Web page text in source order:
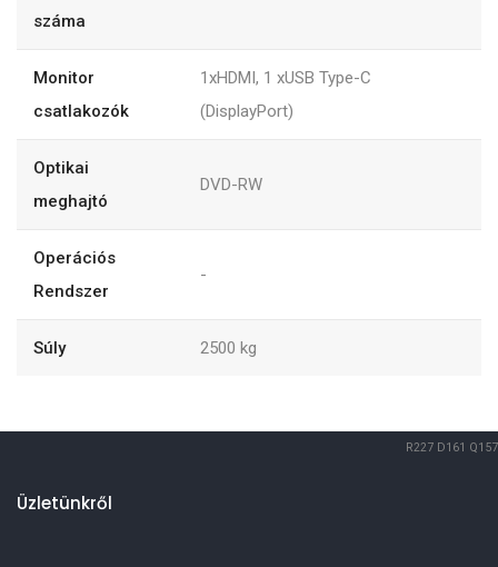
száma
Monitor
csatlakozók
1xHDMI, 1 xUSB Type-C
(DisplayPort)
Optikai
meghajtó
DVD-RW
Operációs
Rendszer
-
Súly 2500 kg
R227 D161 Q157
Üzletünkről